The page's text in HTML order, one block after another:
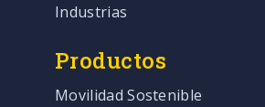
Industrias
Productos
Movilidad Sostenible